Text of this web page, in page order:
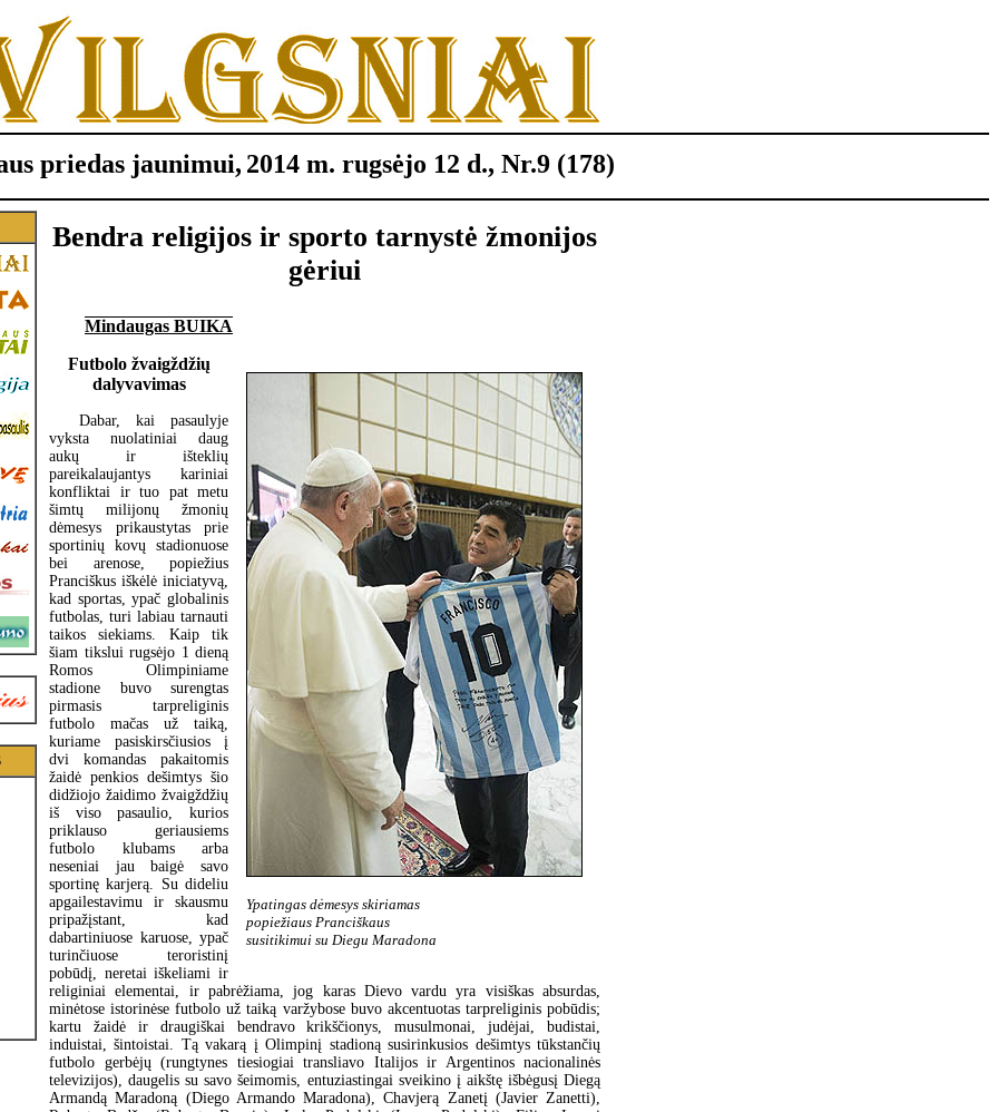
priedas jaunimui, 2014 m. rugsėjo 12 d., Nr.9 (178)
Bendra religijos ir sporto tarnystė žmonijos
gėriui
Mindaugas BUIKA
Ypatingas dėmesys skiriamas
popiežiaus Pranciškaus
susitikimui su Diegu Maradona
Futbolo žvaigždžių
dalyvavimas
Dabar, kai pasaulyje
vyksta nuolatiniai daug
aukų ir išteklių
pareikalaujantys kariniai
konfliktai ir tuo pat metu
šimtų milijonų žmonių
dėmesys prikaustytas prie
sportinių kovų stadionuose
bei arenose, popiežius
Pranciškus iškėlė iniciatyvą,
kad sportas, ypač globalinis
futbolas, turi labiau tarnauti
taikos siekiams. Kaip tik
šiam tikslui rugsėjo 1 dieną
Romos Olimpiniame
stadione buvo surengtas
pirmasis tarpreliginis
futbolo mačas už taiką,
kuriame pasiskirsčiusios į
dvi komandas pakaitomis
žaidė penkios dešimtys šio
didžiojo žaidimo žvaigždžių
iš viso pasaulio, kurios
priklauso geriausiems
futbolo klubams arba
neseniai jau baigė savo
sportinę karjerą. Su dideliu
apgailestavimu ir skausmu
pripažįstant, kad
dabartiniuose karuose, ypač
turinčiuose teroristinį
pobūdį, neretai iškeliami ir
religiniai elementai, ir pabrėžiama, jog karas Dievo vardu yra visiškas absurdas,
minėtose istorinėse futbolo už taiką varžybose buvo akcentuotas tarpreliginis pobūdis;
kartu žaidė ir draugiškai bendravo krikščionys, musulmonai, judėjai, budistai,
induistai, šintoistai. Tą vakarą į Olimpinį stadioną susirinkusios dešimtys tūkstančių
futbolo gerbėjų (rungtynes tiesiogiai transliavo Italijos ir Argentinos nacionalinės
televizijos), daugelis su savo šeimomis, entuziastingai sveikino į aikštę išbėgusį Diegą
Armandą Maradoną (Diego Armando Maradona), Chavjerą Zanetį (Javier Zanetti),